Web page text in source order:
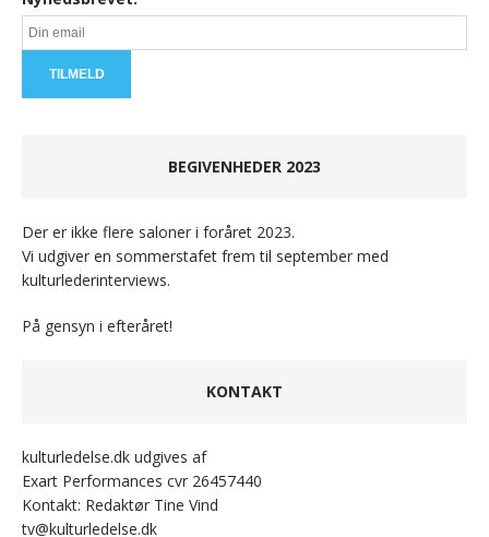
BEGIVENHEDER 2023
Der er ikke flere saloner i foråret 2023.
Vi udgiver en sommerstafet frem til september med
kulturlederinterviews.
På gensyn i efteråret!
KONTAKT
kulturledelse.dk udgives af
Exart Performances cvr 26457440
Kontakt: Redaktør Tine Vind
tv@kulturledelse.dk